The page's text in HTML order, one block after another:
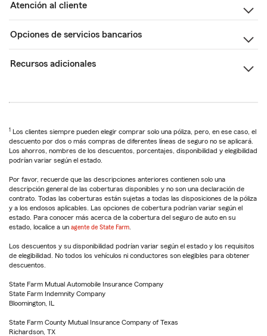
Atención al cliente
Opciones de servicios bancarios
Recursos adicionales
1 Los clientes siempre pueden elegir comprar solo una póliza, pero, en ese caso, el
descuento por dos o más compras de diferentes líneas de seguro no se aplicará.
Los ahorros, nombres de los descuentos, porcentajes, disponibilidad y elegibilidad
podrían variar según el estado.
Por favor, recuerde que las descripciones anteriores contienen solo una
descripción general de las coberturas disponibles y no son una declaración de
contrato. Todas las coberturas están sujetas a todas las disposiciones de la póliza
y a los endosos aplicables. Las opciones de cobertura podrían variar según el
estado. Para conocer más acerca de la cobertura del seguro de auto en su
estado, localice a un agente de State Farm
Los descuentos y su disponibilidad podrían variar según el estado y los requisitos
de elegibilidad. No todos los vehículos ni conductores son elegibles para obtener
descuentos.
State Farm Mutual Automobile Insurance Company
State Farm Indemnity Company
Bloomington, IL
State Farm County Mutual Insurance Company of Texas
Richardson, TX